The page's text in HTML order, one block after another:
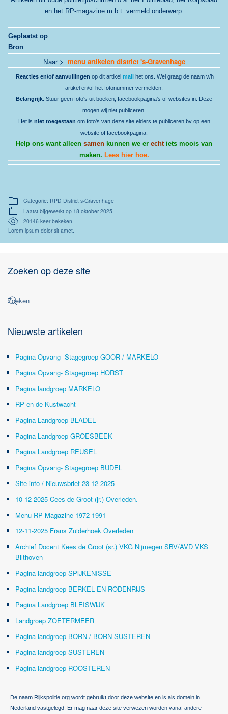
en het RP-magazine m.b.t. vermeld onderwerp.
Geplaatst op
Bron
Naar > menu artikelen district 's-Gravenhage
Reacties en/of aanvullingen op dit artikel mail het ons. Wel graag de naam v/h
artikel en/of het fotonummer vermelden.
Belangrijk . Stuur geen foto's uit boeken, facebookpagina's of websites in. Deze
mogen wij niet publiceren.
Het is niet toegestaan om foto's van deze site elders te publiceren bv op een
website of facebookpagina.
Help ons want alleen samen kunnen we er echt iets moois van
maken. Lees hier hoe.
Categorie: RPD District s-Gravenhage
Laatst bijgewerkt op 18 oktober 2025
20146 keer bekeken
Lorem ipsum dolor sit amet.
Zoeken op deze site
Nieuwste artikelen
Pagina Opvang- Stagegroep GOOR / MARKELO
Pagina Opvang- Stagegroep HORST
Pagina landgroep MARKELO
RP en de Kustwacht
Pagina Landgroep BLADEL
Pagina Landgroep GROESBEEK
Pagina Landgroep REUSEL
Pagina Opvang- Stagegroep BUDEL
Site info / Nieuwsbrief 23-12-2025
10-12-2025 Cees de Groot (jr.) Overleden.
Menu RP Magazine 1972-1991
12-11-2025 Frans Zuiderhoek Overleden
Archief Docent Kees de Groot (sr.) VKG Nijmegen SBV/AVD VKS
Bilthoven
Pagina landgroep SPIJKENISSE
Pagina landgroep BERKEL EN RODENRIJS
Pagina Landgroep BLEISWIJK
Landgroep ZOETERMEER
Pagina landgroep BORN / BORN-SUSTEREN
Pagina landgroep SUSTEREN
Pagina landgroep ROOSTEREN
De naam Rijkspolitie.org wordt gebruikt door deze website en is als domein in
Nederland vastgelegd. Er mag naar deze site verwezen worden vanaf andere